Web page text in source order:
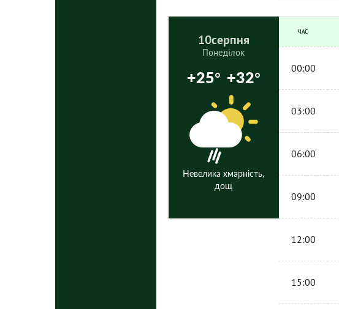
10серпня
Понеділок
+25° +32°
Невелика хмарність,
дощ
ЧАС
00:00
03:00
06:00
09:00
12:00
15:00